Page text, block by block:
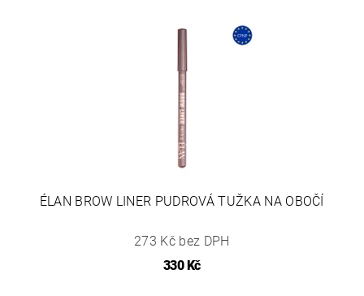
ÉLAN BROW LINER PUDROVÁ TUŽKA NA OBOČÍ
273 Kč bez DPH
330 Kč